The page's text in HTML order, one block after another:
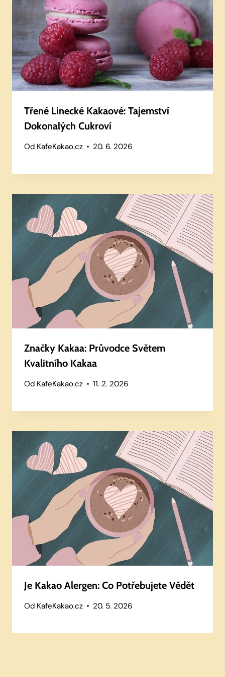
Třené Linecké Kakaové: Tajemství
Dokonalých Cukroví
Od KafeKakao.cz 20. 6. 2026
Značky Kakaa: Průvodce Světem
Kvalitního Kakaa
Od KafeKakao.cz 11. 2. 2026
Je Kakao Alergen: Co Potřebujete Vědět
Od KafeKakao.cz 20. 5. 2026